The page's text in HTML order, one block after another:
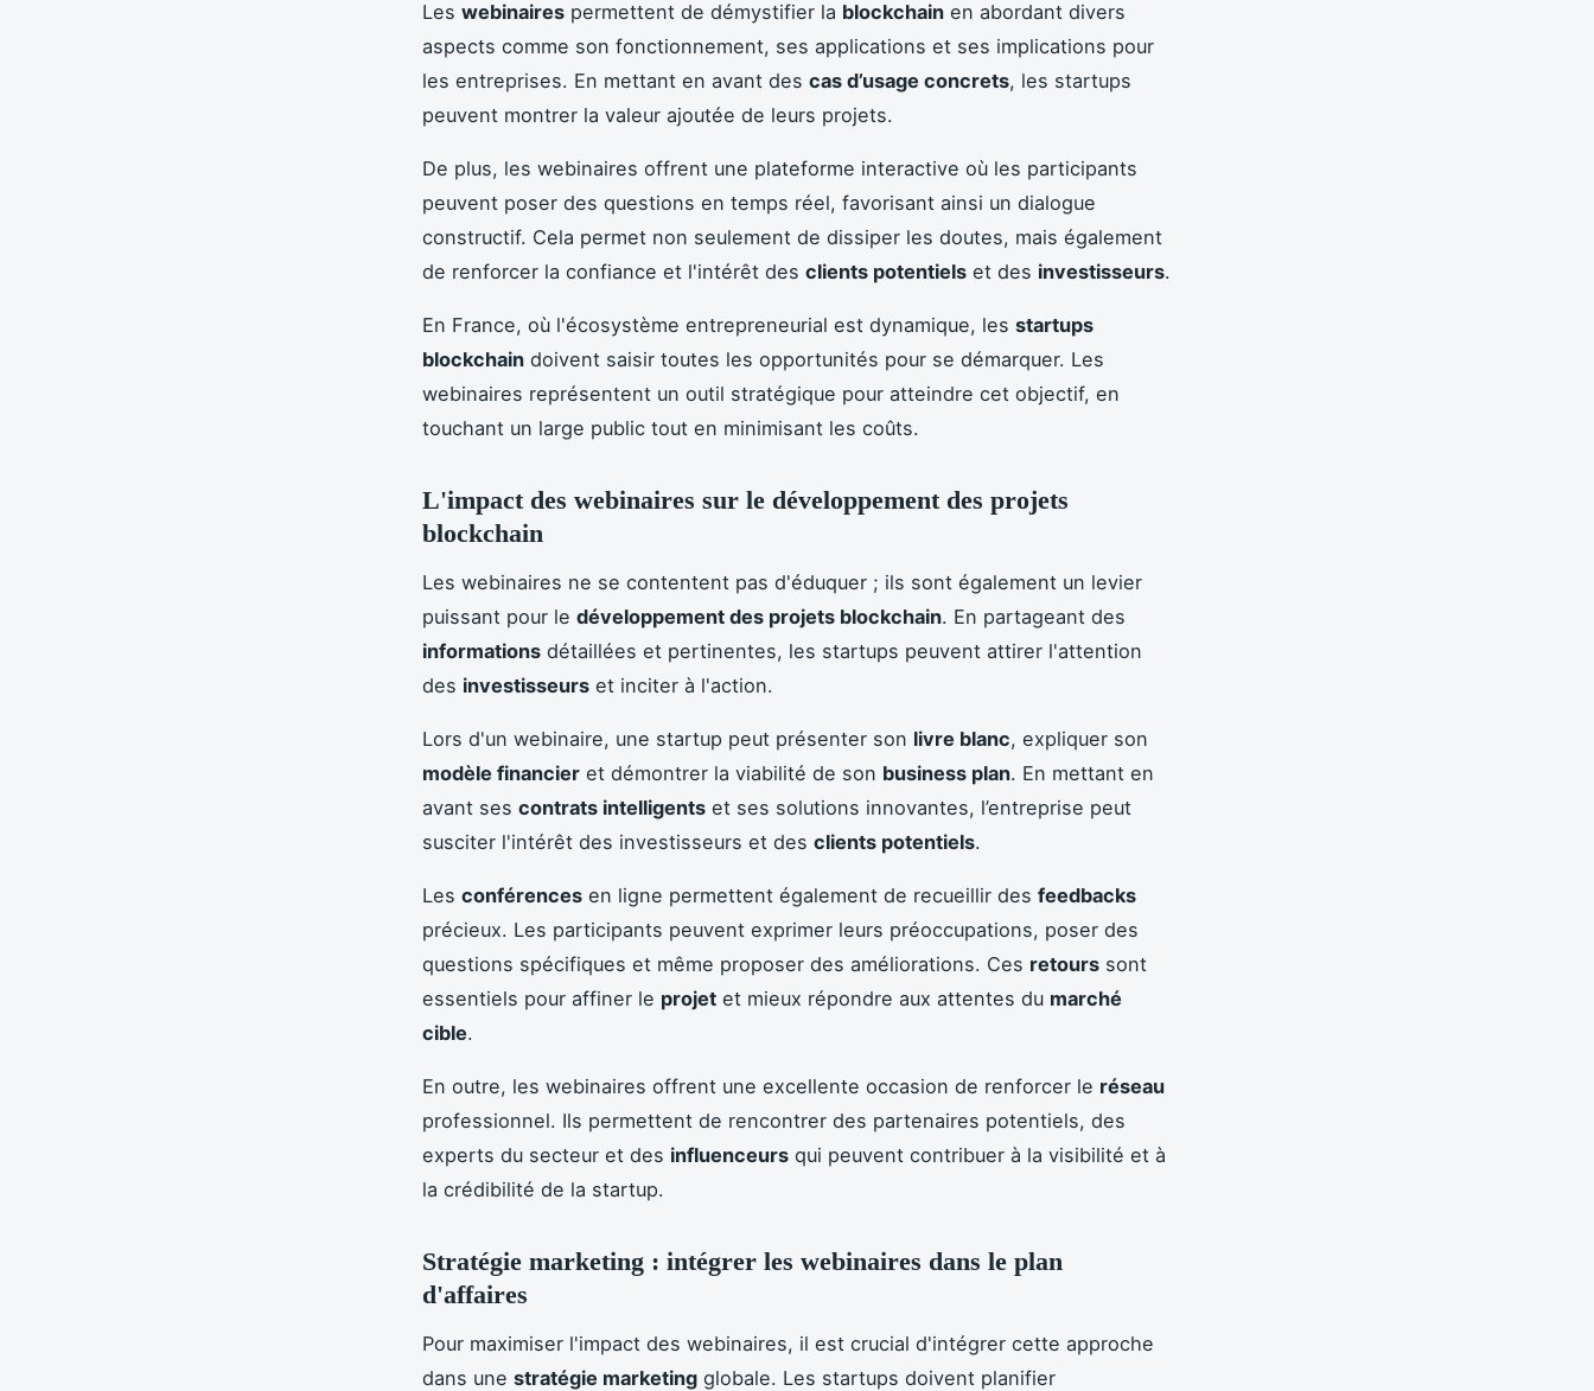
Les webinaires permettent de démystifier la blockchain en abordant divers
aspects comme son fonctionnement, ses applications et ses implications pour
les entreprises. En mettant en avant des cas d’usage concrets, les startups
peuvent montrer la valeur ajoutée de leurs projets.
De plus, les webinaires offrent une plateforme interactive où les participants
peuvent poser des questions en temps réel, favorisant ainsi un dialogue
constructif. Cela permet non seulement de dissiper les doutes, mais également
de renforcer la confiance et l'intérêt des clients potentiels et des investisseurs.
En France, où l'écosystème entrepreneurial est dynamique, les startups
blockchain doivent saisir toutes les opportunités pour se démarquer. Les
webinaires représentent un outil stratégique pour atteindre cet objectif, en
touchant un large public tout en minimisant les coûts.
L'impact des webinaires sur le développement des projets
blockchain
Les webinaires ne se contentent pas d'éduquer ; ils sont également un levier
puissant pour le développement des projets blockchain. En partageant des
informations détaillées et pertinentes, les startups peuvent attirer l'attention
des investisseurs et inciter à l'action.
Lors d'un webinaire, une startup peut présenter son livre blanc, expliquer son
modèle financier et démontrer la viabilité de son business plan. En mettant en
avant ses contrats intelligents et ses solutions innovantes, l’entreprise peut
susciter l'intérêt des investisseurs et des clients potentiels.
Les conférences en ligne permettent également de recueillir des feedbacks
précieux. Les participants peuvent exprimer leurs préoccupations, poser des
questions spécifiques et même proposer des améliorations. Ces retours sont
essentiels pour affiner le projet et mieux répondre aux attentes du marché
cible.
En outre, les webinaires offrent une excellente occasion de renforcer le réseau
professionnel. Ils permettent de rencontrer des partenaires potentiels, des
experts du secteur et des influenceurs qui peuvent contribuer à la visibilité et à
la crédibilité de la startup.
Stratégie marketing : intégrer les webinaires dans le plan
d'affaires
Pour maximiser l'impact des webinaires, il est crucial d'intégrer cette approche
dans une stratégie marketing globale. Les startups doivent planifier